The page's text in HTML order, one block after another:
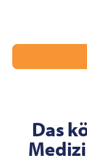
Das